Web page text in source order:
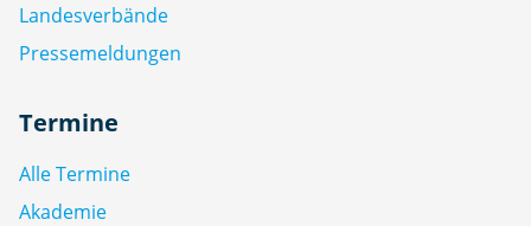
Landesverbände
Pressemeldungen
Termine
Alle Termine
Akademie